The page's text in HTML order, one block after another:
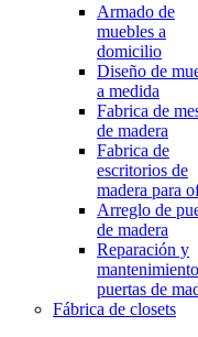
Armado de
muebles a
domicilio
Diseño de
a medida
Fabrica de
de madera
Fabrica de
escritorios de
madera para
Arreglo de
de madera
Reparación y
puertas de
Fábrica de closets